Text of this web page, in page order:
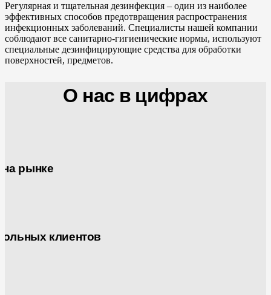
Регулярная и тщательная дезинфекция – один из наиболее
эффективных способов предотвращения распространения
инфекционных заболеваний. Специалисты нашей компании
соблюдают все санитарно-гигиенические нормы, используют
специальные дезинфицирующие средства для обработки
поверхностей, предметов.
О нас в цифрах
на рынке
клиентов